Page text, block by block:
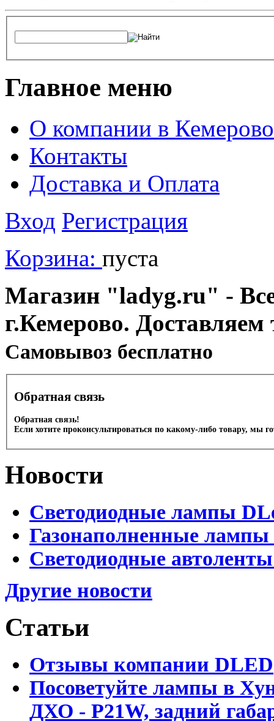
Главное меню
О компании в Кемерово
Контакты
Доставка и Оплата
Вход Регистрация
Корзина: пуста
Магазин "ladyg.ru" -
г.Кемерово.
Cамовывоз бесплатно
Обратная связь
Обратная связь!
Если хотите проконсультироваться по какому-либо товару, мы
Новости
Светодиодные лампы
Газонаполненные
Светодиодные
Другие новости
Статьи
Отзывы компании DLED
Посоветуйте лампы в
ДХО - P21W, задний